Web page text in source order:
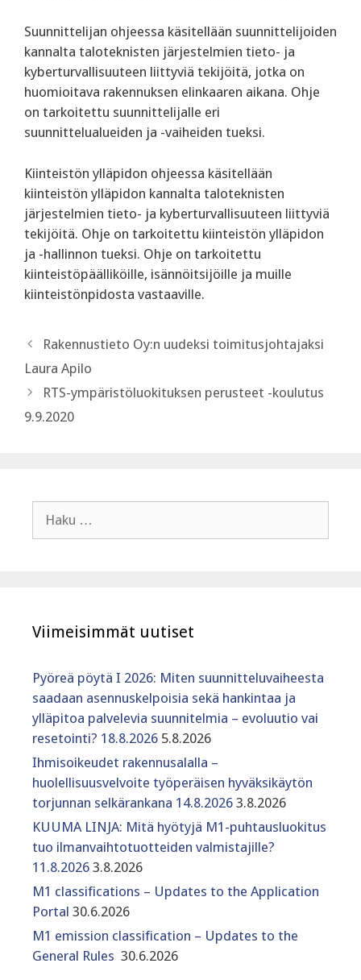
Suunnittelijan ohjeessa käsitellään suunnittelijoiden
kannalta taloteknisten järjestelmien tieto- ja
kyberturvallisuuteen liittyviä tekijöitä, jotka on
huomioitava rakennuksen elinkaaren aikana. Ohje
on tarkoitettu suunnittelijalle eri
suunnittelualueiden ja -vaiheiden tueksi.
Kiinteistön ylläpidon ohjeessa käsitellään
kiinteistön ylläpidon kannalta taloteknisten
järjestelmien tieto- ja kyberturvallisuuteen liittyviä
tekijöitä. Ohje on tarkoitettu kiinteistön ylläpidon
ja -hallinnon tueksi. Ohje on tarkoitettu
kiinteistöpäälliköille, isännöitsijöille ja muille
kiinteistönpidosta vastaaville.
Rakennustieto Oy:n uudeksi toimitusjohtajaksi
Laura Apilo
RTS-ympäristöluokituksen perusteet -koulutus
9.9.2020
Viimeisimmät uutiset
Pyöreä pöytä I 2026: Miten suunnitteluvaiheesta
saadaan asennuskelpoisia sekä hankintaa ja
ylläpitoa palvelevia suunnitelmia – evoluutio vai
resetointi? 18.8.2026 5.8.2026
Ihmisoikeudet rakennusalalla –
huolellisuusvelvoite työperäisen hyväksikäytön
torjunnan selkärankana 14.8.2026 3.8.2026
KUUMA LINJA: Mitä hyötyjä M1-puhtausluokitus
tuo ilmanvaihtotuotteiden valmistajille?
11.8.2026 3.8.2026
M1 classifications – Updates to the Application
Portal 30.6.2026
M1 emission classification – Updates to the
General Rules 30.6.2026